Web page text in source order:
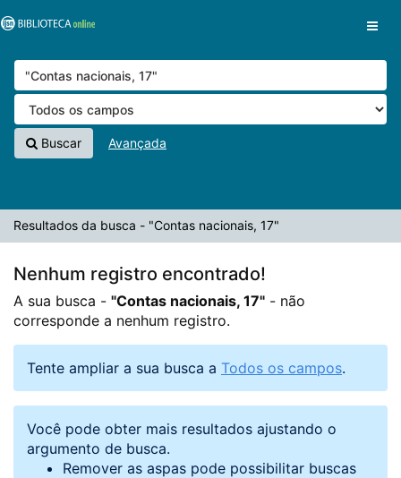
registro.
VuFind
Buscar Avançada
Resultados da busca - "Contas nacionais, 17"
Nenhum registro encontrado!
A sua busca - "Contas nacionais, 17" - não
corresponde a nenhum registro.
Tente ampliar a sua busca a Todos os campos.
Você pode obter mais resultados ajustando o
argumento de busca.
Remover as aspas pode possibilitar buscas